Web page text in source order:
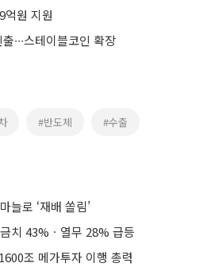
억원 지원
∙∙∙스테이블코인 확장
#반도체 #수출
늘로 ‘재배 쏠림’
치 43%ㆍ열무 28% 급등
조 메가투자 이행 총력